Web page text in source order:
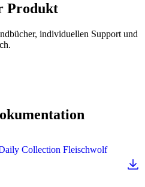
Produkt
individuellen Support und
Collection Fleischwolf